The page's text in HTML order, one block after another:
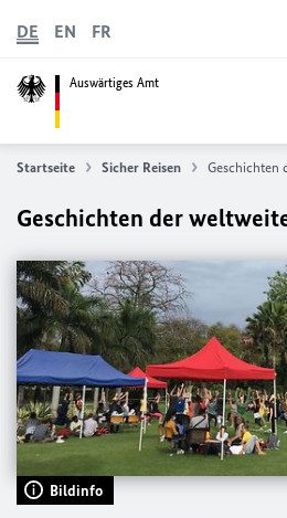
Auswärtiges Amt
DE EN FR
Startseite Sicher Reisen Geschichten
Geschichten der
Bildinfo